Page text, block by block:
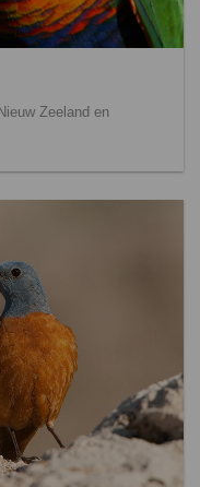
Zeeland en